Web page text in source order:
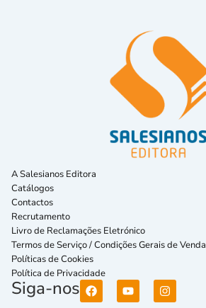
A Salesianos Editora
Catálogos
Contactos
Recrutamento
Livro de Reclamações Eletrónico
Termos de Serviço / Condições Gerais de Venda
Políticas de Cookies
Política de Privacidade
Siga-nos